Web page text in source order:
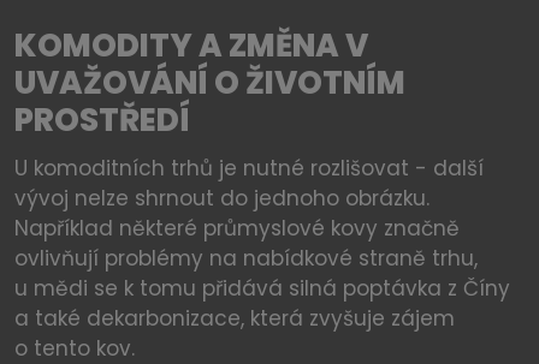
KOMODITY A ZMĚNA V
UVAŽOVÁNÍ O ŽIVOTNÍM
PROSTŘEDÍ
U komoditních trhů je nutné rozlišovat - další
vývoj nelze shrnout do jednoho obrázku.
Například některé průmyslové kovy značně
ovlivňují problémy na nabídkové straně trhu,
u mědi se k tomu přidává silná poptávka z Číny
a také dekarbonizace, která zvyšuje zájem
o tento kov.